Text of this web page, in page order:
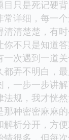
只是死记硬
常详细，每一
清清楚楚，有
你不只是知道
一次遇到一道
都弄不明白，
，一步一步讲
法规，我才恍
那种密密麻麻
解析分开，方
错很多，但每